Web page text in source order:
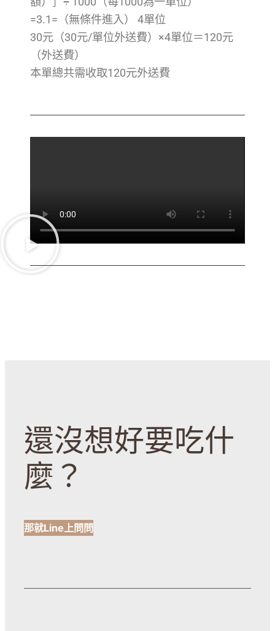
=3.1=（無條件進入） 4單位
30元（30元/單位外送費）×4單位＝120元
（外送費）
本單總共需收取120元外送費
還沒想好要吃什
麼？
那就Line上問問